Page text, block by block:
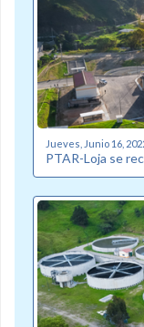
Jueves, Junio 16,
PTAR-Loja se